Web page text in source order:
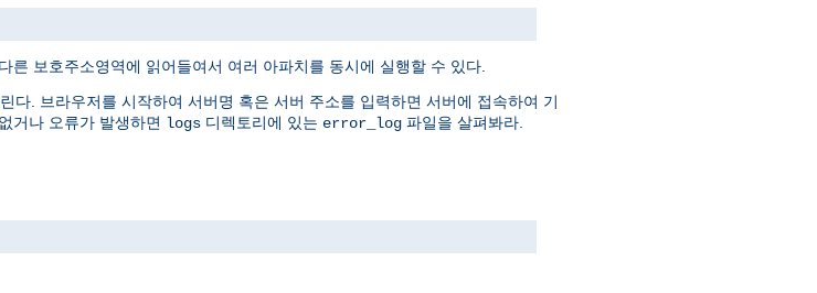
보호주소영역에 읽어들여서 여러 아파치를 동시에 실행할 수 있다.
다. 브라우저를 시작하여 서버명 혹은 서버 주소를 입력하면 서버에 접속하여 기
거나 오류가 발생하면 logs 디렉토리에 있는 error_log 파일을 살펴봐라.